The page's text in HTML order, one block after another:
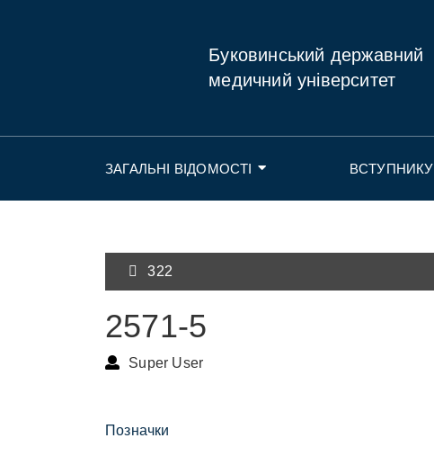
Буковинський державний
медичний університет
ЗАГАЛЬНІ ВІДОМОСТІ ВСТУПНИКУ
322
2571-5
Super User
Позначки